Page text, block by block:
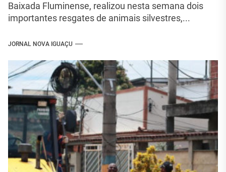
Baixada Fluminense, realizou nesta semana dois
importantes resgates de animais silvestres,...
JORNAL NOVA IGUAÇU